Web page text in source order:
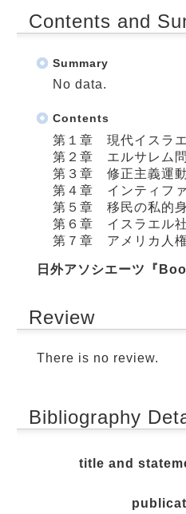
Contents and
Summary
No data.
Contents
第１章 現代イスラ
第２章 エルサレム
第３章 修正主義運
第４章 インティフ
第５章 移民の私的
第６章 イスラエル社
第７章 アメリカ人
日外アソシエーツ『
Review
There is no review.
Bibliography
title and